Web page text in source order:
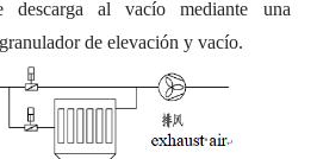
descarga al vacío mediante una
de elevación y vacío.